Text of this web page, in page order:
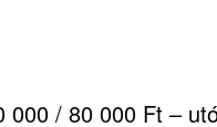
000 / 80 000 Ft –